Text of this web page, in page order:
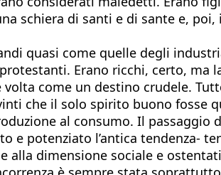
schiera di santi e di sante e,
quasi come quelle degli
Erano ricchi, certo, ma
come un destino crudele.
che il solo spirito buono fosse
al consumo. Il passaggio
potenziato l’antica tendenza-
dimensione sociale e